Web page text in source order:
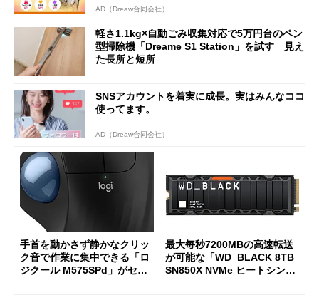
AD（Dreaw合同会社）
軽さ1.1kg×自動ごみ収集対応で5万円台のペン
型掃除機「Dreame S1 Station」を試す 見え
た長所と短所
SNSアカウントを着実に成長。実はみんなココ
使ってます。
AD（Dreaw合同会社）
手首を動かさず静かなクリッ
ク音で作業に集中できる「ロ
ジクール M575SPd」がセー
最大毎秒7200MBの高速転送
が可能な「WD_BLACK 8TB
SN850X NVMe ヒートシンク